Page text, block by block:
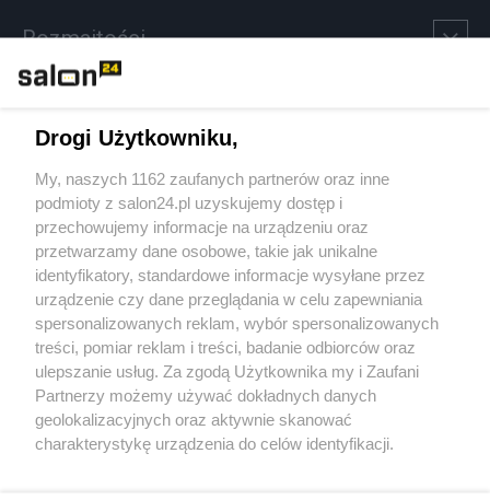
Rozmaitości
Sport
Społeczeństwo
Kultura
X Facebook Instagram Youtube
Drogi Użytkowniku,
My, naszych 1162 zaufanych partnerów oraz inne
podmioty z salon24.pl uzyskujemy dostęp i
przechowujemy informacje na urządzeniu oraz
przetwarzamy dane osobowe, takie jak unikalne
identyfikatory, standardowe informacje wysyłane przez
urządzenie czy dane przeglądania w celu zapewniania
spersonalizowanych reklam, wybór spersonalizowanych
treści, pomiar reklam i treści, badanie odbiorców oraz
ulepszanie usług. Za zgodą Użytkownika my i Zaufani
Partnerzy możemy używać dokładnych danych
geolokalizacyjnych oraz aktywnie skanować
charakterystykę urządzenia do celów identyfikacji.